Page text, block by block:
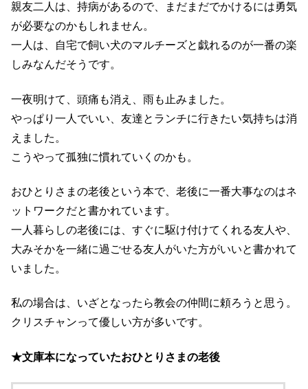
親友二人は、持病があるので、まだまだでかけるには勇気
が必要なのかもしれません。
一人は、自宅で飼い犬のマルチーズと戯れるのが一番の楽
しみなんだそうです。
一夜明けて、頭痛も消え、雨も止みました。
やっぱり一人でいい、友達とランチに行きたい気持ちは消
えました。
こうやって孤独に慣れていくのかも。
おひとりさまの老後という本で、老後に一番大事なのはネ
ットワークだと書かれています。
一人暮らしの老後には、すぐに駆け付けてくれる友人や、
大みそかを一緒に過ごせる友人がいた方がいいと書かれて
いました。
私の場合は、いざとなったら教会の仲間に頼ろうと思う。
クリスチャンって優しい方が多いです。
★文庫本になっていたおひとりさまの老後